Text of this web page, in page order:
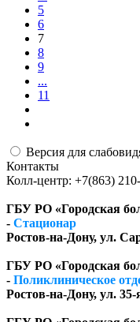
5
6
7
8
9
...
11
Версия для
Контакты
Колл-центр: +7(863)
ГБУ РО «Городская
- Стационар
Ростов-на-Дону, ул.
ГБУ РО «Городская
- Поликлиническое
Ростов-на-Дону, ул.